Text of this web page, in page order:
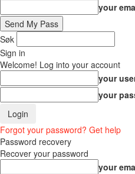
your
Søk
Sign in
Welcome! Log into your account
your
your
Forgot your password? Get help
Password recovery
Recover your password
your